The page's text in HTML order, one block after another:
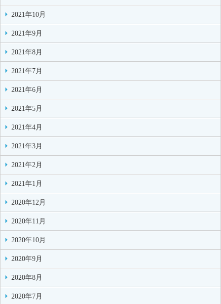
2021年10月
2021年9月
2021年8月
2021年7月
2021年6月
2021年5月
2021年4月
2021年3月
2021年2月
2021年1月
2020年12月
2020年11月
2020年10月
2020年9月
2020年8月
2020年7月